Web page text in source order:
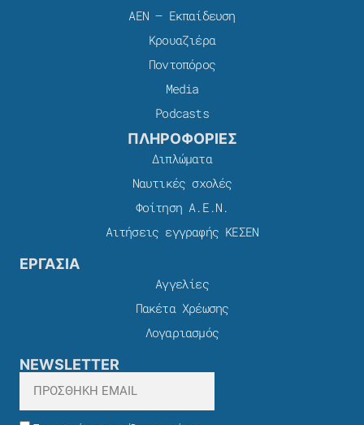
ΑΕΝ – Εκπαίδευση
Κρουαζιέρα
Ποντοπόρος
Media
Podcasts
ΠΛΗΡΟΦΟΡΙΕΣ
Διπλώματα
Ναυτικές σχολές
Φοίτηση Α.Ε.Ν.
Αιτήσεις εγγραφής ΚΕΣΕΝ
ΕΡΓΑΣΙΑ
Αγγελίες
Πακέτα Χρέωσης​
Λογαριασμός
NEWSLETTER